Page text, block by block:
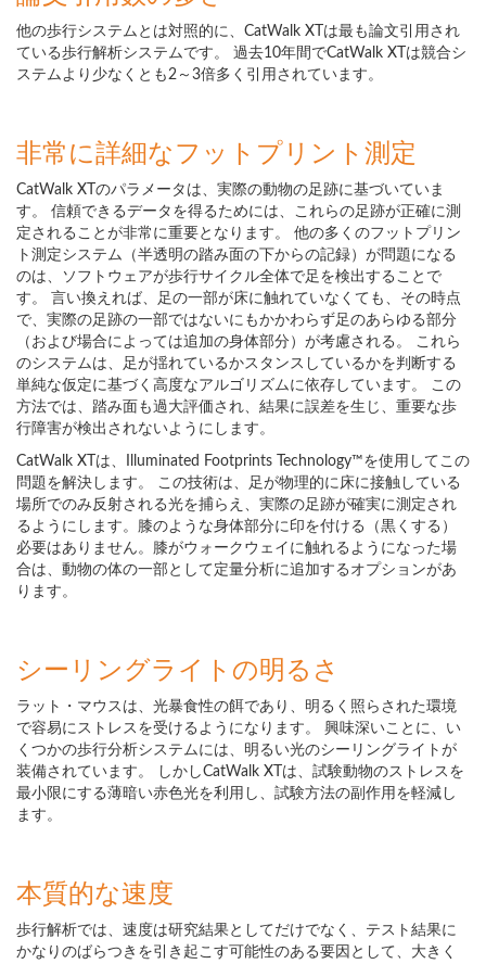
他の歩行システムとは対照的に、CatWalk XTは最も論文引用され
ている歩行解析システムです。 過去10年間でCatWalk XTは競合シ
ステムより少なくとも2～3倍多く引用されています。
非常に詳細なフットプリント測定
CatWalk XTのパラメータは、実際の動物の足跡に基づいていま
す。 信頼できるデータを得るためには、これらの足跡が正確に測
定されることが非常に重要となります。 他の多くのフットプリン
ト測定システム（半透明の踏み面の下からの記録）が問題になる
のは、ソフトウェアが歩行サイクル全体で足を検出することで
す。 言い換えれば、足の一部が床に触れていなくても、その時点
で、実際の足跡の一部ではないにもかかわらず足のあらゆる部分
（および場合によっては追加の身体部分）が考慮される。 これら
のシステムは、足が揺れているかスタンスしているかを判断する
単純な仮定に基づく高度なアルゴリズムに依存しています。 この
方法では、踏み面も過大評価され、結果に誤差を生じ、重要な歩
行障害が検出されないようにします。
CatWalk XTは、Illuminated Footprints Technology™を使用してこの
問題を解決します。 この技術は、足が物理的に床に接触している
場所でのみ反射される光を捕らえ、実際の足跡が確実に測定され
るようにします。膝のような身体部分に印を付ける（黒くする）
必要はありません。膝がウォークウェイに触れるようになった場
合は、動物の体の一部として定量分析に追加するオプションがあ
ります。
シーリングライトの明るさ
ラット・マウスは、光暴食性の餌であり、明るく照らされた環境
で容易にストレスを受けるようになります。 興味深いことに、い
くつかの歩行分析システムには、明るい光のシーリングライトが
装備されています。 しかしCatWalk XTは、試験動物のストレスを
最小限にする薄暗い赤色光を利用し、試験方法の副作用を軽減し
ます。
本質的な速度
歩行解析では、速度は研究結果としてだけでなく、テスト結果に
かなりのばらつきを引き起こす可能性のある要因として、大きく